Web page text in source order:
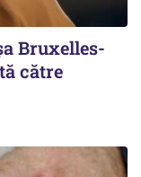
Bruxelles-
către